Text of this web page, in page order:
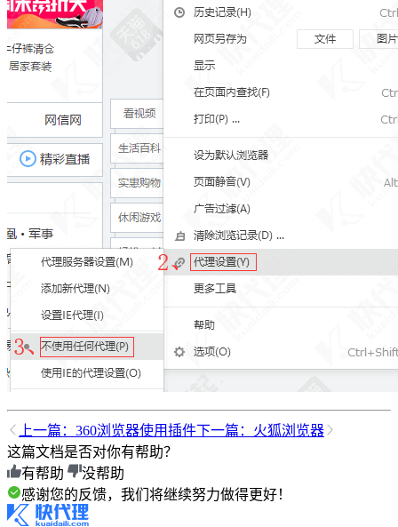
上一篇： 360浏览器使用插件下一篇： 火狐浏览器
这篇文档是否对你有帮助？
有帮助
没帮助
感谢您的反馈，我们将继续努力做得更好！